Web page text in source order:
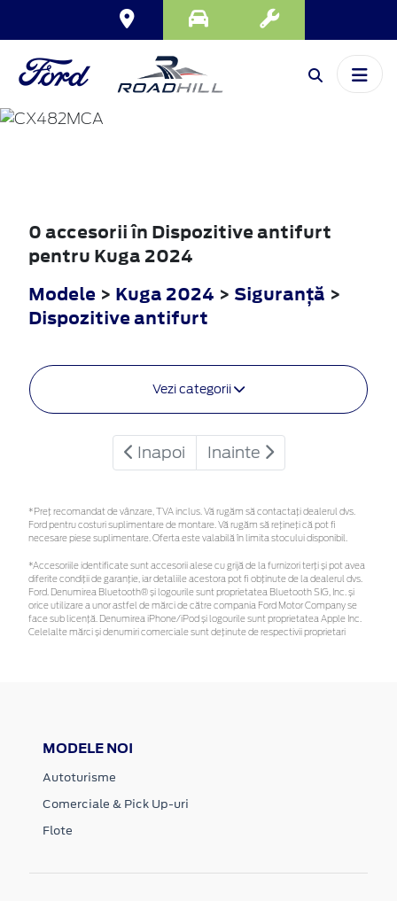
KUGA
0 accesorii în Dispozitive antifurt
pentru Kuga 2024
Modele > Kuga 2024 > Siguranţă >
Dispozitive antifurt
Vezi categorii
Inapoi Inainte
*Preţ recomandat de vânzare, TVA inclus. Vă rugăm să contactaţi dealerul dvs.
Ford pentru costuri suplimentare de montare. Vă rugăm să rețineți că pot fi
necesare piese suplimentare. Oferta este valabilă în limita stocului disponibil.
*Accesoriile identificate sunt accesorii alese cu grijă de la furnizori terți și pot avea
diferite condiții de garanție, iar detaliile acestora pot fi obținute de la dealerul dvs.
Ford. Denumirea Bluetooth® și logourile sunt proprietatea Bluetooth SIG, Inc. și
orice utilizare a unor astfel de mărci de către compania Ford Motor Company se
face sub licență. Denumirea iPhone/iPod și logourile sunt proprietatea Apple Inc.
Celelalte mărci și denumiri comerciale sunt deținute de respectivii proprietari
MODELE NOI
Autoturisme
Comerciale & Pick Up-uri
Flote